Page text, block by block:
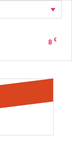
8 €